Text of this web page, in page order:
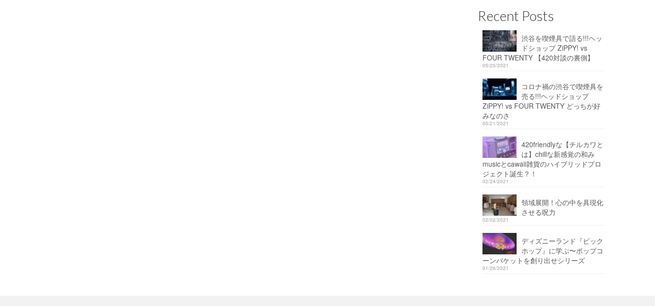
Recent Posts
渋谷を喫煙具で語る!!!ヘッ
ドショップ ZiPPY! vs
FOUR TWENTY 【420対談の裏側】
05/25/2021
コロナ禍の渋谷で喫煙具を
売る!!!ヘッドショップ
ZiPPY! vs FOUR TWENTY どっちが好
みなのさ
05/21/2021
420friendlyな【チルカワと
は】chillな新感覚の和み
musicとcawaii雑貨のハイブリッドプロ
ジェクト誕生？！
02/24/2021
領域展開！心の中を具現化
させる呪力
02/02/2021
ディズニーランド『ビック
ホップ』に学ぶ〜ポップコ
ーンバケットを創り出せシリーズ
01/26/2021